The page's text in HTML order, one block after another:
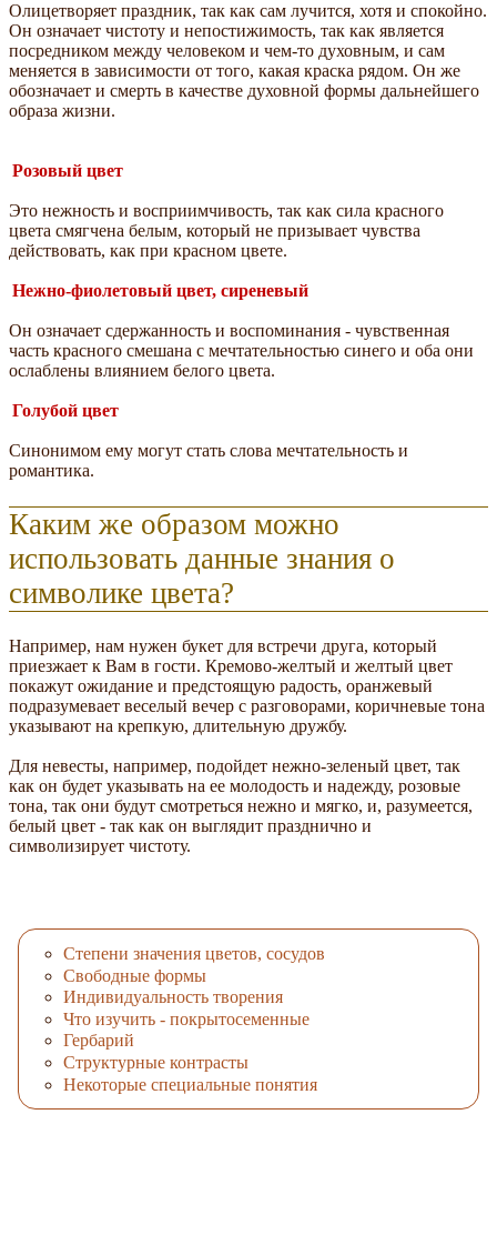
Олицетворяет праздник, так как сам лучится, хотя и спокойно.
Он означает чистоту и непостижимость, так как является
посредником между человеком и чем-то духовным, и сам
меняется в зависимости от того, какая краска рядом. Он же
обозначает и смерть в качестве духовной формы дальнейшего
образа жизни.
Розовый цвет
Это нежность и восприимчивость, так как сила красного
цвета смягчена белым, который не призывает чувства
действовать, как при красном цвете.
Нежно-фиолетовый цвет, сиреневый
Он означает сдержанность и воспоминания - чувственная
часть красного смешана с мечтательностью синего и оба они
ослаблены влиянием белого цвета.
Голубой цвет
Синонимом ему могут стать слова мечтательность и
романтика.
Каким же образом можно
использовать данные знания о
символике цвета?
Например, нам нужен букет для встречи друга, который
приезжает к Вам в гости. Кремово-желтый и желтый цвет
покажут ожидание и предстоящую радость, оранжевый
подразумевает веселый вечер с разговорами, коричневые тона
указывают на крепкую, длительную дружбу.
Для невесты, например, подойдет нежно-зеленый цвет, так
как он будет указывать на ее молодость и надежду, розовые
тона, так они будут смотреться нежно и мягко, и, разумеется,
белый цвет - так как он выглядит празднично и
символизирует чистоту.
Степени значения цветов, сосудов
Свободные формы
Индивидуальность творения
Что изучить - покрытосеменные
Гербарий
Структурные контрасты
Некоторые специальные понятия